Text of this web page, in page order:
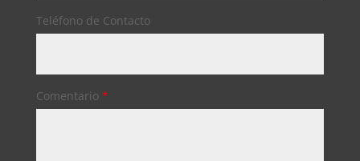
Teléfono de Contacto
Comentario *